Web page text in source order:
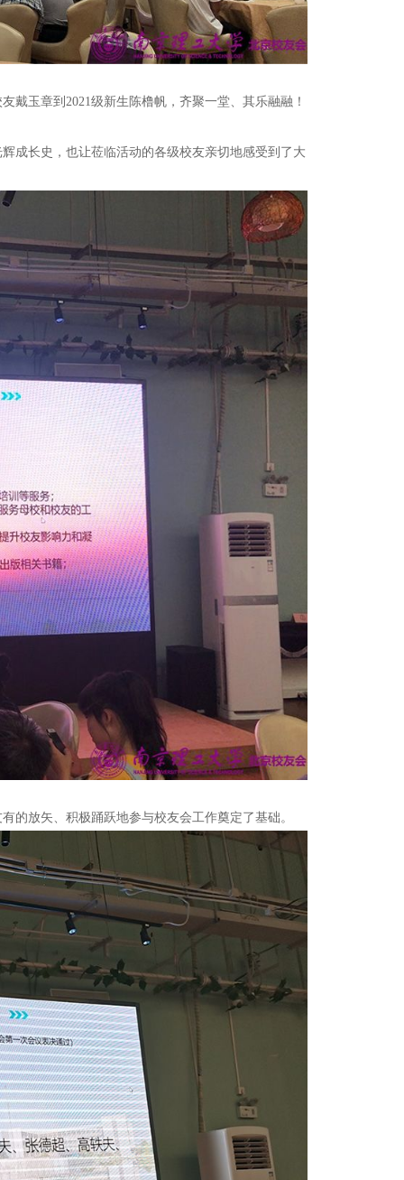
戴玉章到2021级新生陈橹帆，齐聚一堂、其乐融融！
成长史，也让莅临活动的各级校友亲切地感受到了大
的放矢、积极踊跃地参与校友会工作奠定了基础。